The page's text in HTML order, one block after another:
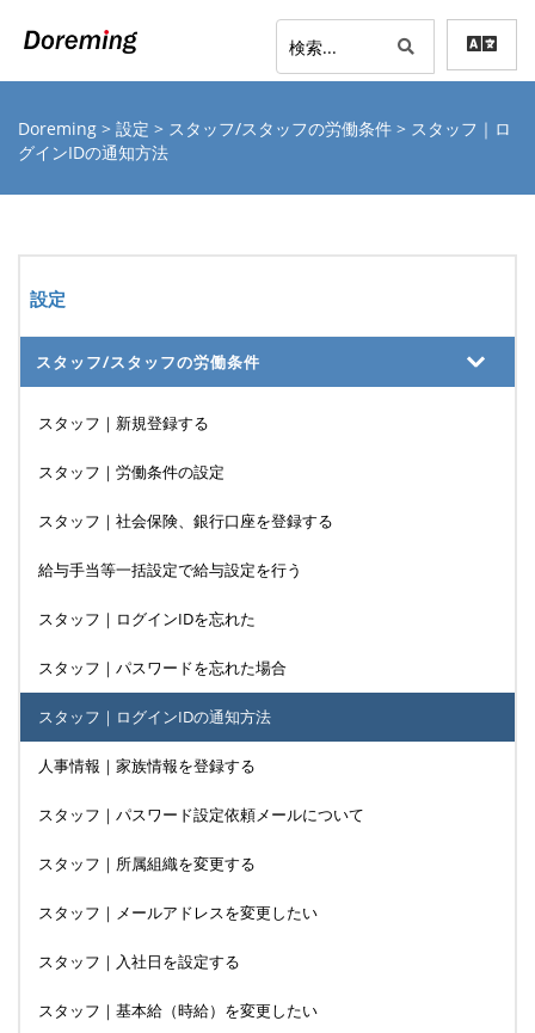
Doreming > 設定 > スタッフ/スタッフの労働条件 > スタッフ｜ロ
グインIDの通知方法
設定
スタッフ/スタッフの労働条件
スタッフ｜新規登録する
スタッフ｜労働条件の設定
スタッフ｜社会保険、銀行口座を登録する
給与手当等一括設定で給与設定を行う
スタッフ｜ログインIDを忘れた
スタッフ｜パスワードを忘れた場合
スタッフ｜ログインIDの通知方法
人事情報｜家族情報を登録する
スタッフ｜パスワード設定依頼メールについて
スタッフ｜所属組織を変更する
スタッフ｜メールアドレスを変更したい
スタッフ｜入社日を設定する
スタッフ｜基本給（時給）を変更したい